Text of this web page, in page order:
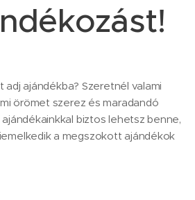
adj ajándékba? Szeretnél valami
örömet szerez és maradandó
biztos lehetsz benne,
a megszokott ajándékok